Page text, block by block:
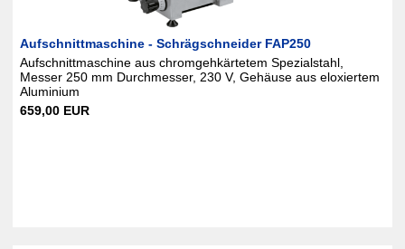
Aufschnittmaschine - Schrägschneider FAP250
Aufschnittmaschine aus chromgehkärtetem Spezialstahl,
Messer 250 mm Durchmesser, 230 V, Gehäuse aus eloxiertem
Aluminium
659,00 EUR